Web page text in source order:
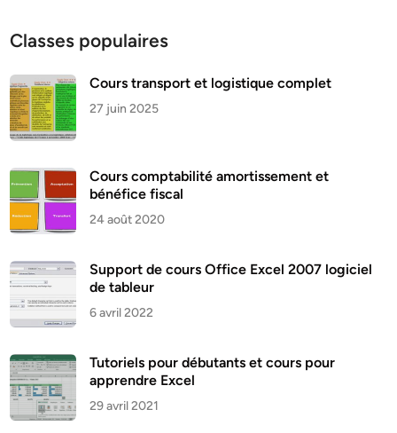
Classes populaires
Cours transport et logistique complet
27 juin 2025
Cours comptabilité amortissement et
bénéfice fiscal
24 août 2020
Support de cours Office Excel 2007 logiciel
de tableur
6 avril 2022
Tutoriels pour débutants et cours pour
apprendre Excel
29 avril 2021